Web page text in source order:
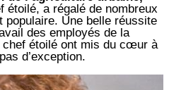
étoilé, a régalé de nombreux
populaire. Une belle réussite
des employés de la
étoilé ont mis du cœur à
d’exception.